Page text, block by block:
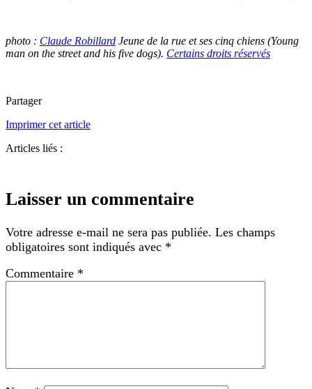
photo : Claude Robillard Jeune de la rue et ses cinq chiens (Young
man on the street and his five dogs). Certains droits réservés
Partager
Imprimer cet article
Articles liés :
Laisser un commentaire
Votre adresse e-mail ne sera pas publiée. Les champs
obligatoires sont indiqués avec *
Commentaire *